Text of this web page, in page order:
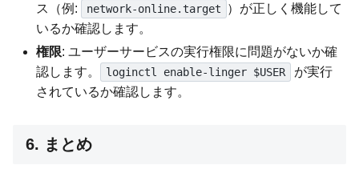
ス（例:
network-online.target
）が正しく機能して
いるか確認します。
権限: ユーザーサービスの実行権限に問題がないか確
認します。
loginctl enable-linger $USER
が実行
されているか確認します。
6. まとめ